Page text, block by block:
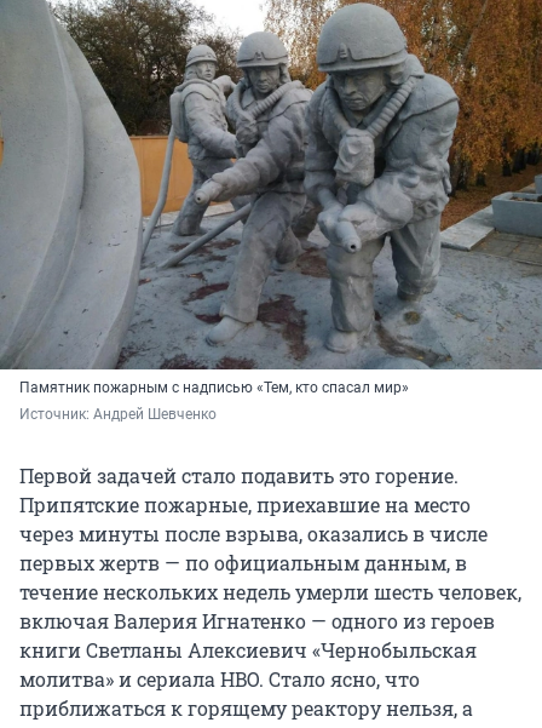
Памятник пожарным с надписью «Тем, кто спасал мир»
Источник: Андрей Шевченко
Первой задачей стало подавить это горение.
Припятские пожарные, приехавшие на место
через минуты после взрыва, оказались в числе
первых жертв — по официальным данным, в
течение нескольких недель умерли шесть человек,
включая Валерия Игнатенко — одного из героев
книги Светланы Алексиевич «Чернобыльская
молитва» и сериала HBO. Стало ясно, что
приближаться к горящему реактору нельзя, а